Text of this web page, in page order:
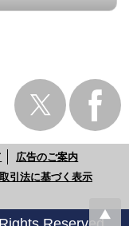
広告のご案内
引法に基づく表示